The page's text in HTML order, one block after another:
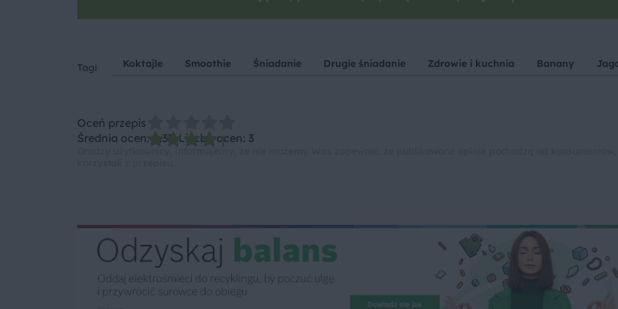
Tagi Koktajle Smoothie Śniadanie Drugie śniadanie Zdrowie i kuchnia Banany
Oceń przepis
Średnia ocen: 4.33, Liczba ocen: 3